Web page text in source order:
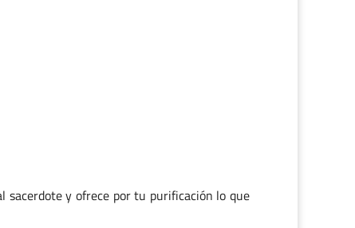
sacerdote y ofrece por tu purificación lo que